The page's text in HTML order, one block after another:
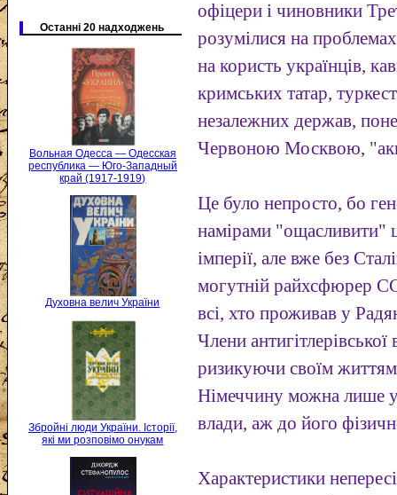
Останні 20 надходжень
Вольная Одесса — Одесская
республика — Юго-Западный
край (1917-1919)
Духовна велич України
Збройні люди України. Історії,
які ми розповімо онукам
офіцери і чиновники
розумілися на
на користь українців,
кримських татар,
незалежних держав,
Червоною Москвою,
Це було непросто, бо
намірами "ощасливити"
імперії, але вже без
могутній райхсфюрер
всі, хто проживав у
Члени антигітлерівської
ризикуючи своїм
Німеччину можна лише
влади, аж до його
Характеристики